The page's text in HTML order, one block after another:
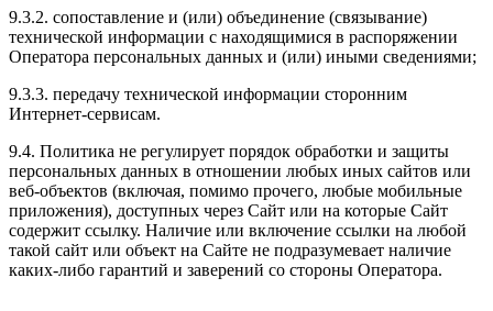
9.3.2. сопоставление и (или) объединение (связывание)
технической информации с находящимися в распоряжении
Оператора персональных данных и (или) иными сведениями;
9.3.3. передачу технической информации сторонним
Интернет-сервисам.
9.4. Политика не регулирует порядок обработки и защиты
персональных данных в отношении любых иных сайтов или
веб-объектов (включая, помимо прочего, любые мобильные
приложения), доступных через Сайт или на которые Сайт
содержит ссылку. Наличие или включение ссылки на любой
такой сайт или объект на Сайте не подразумевает наличие
каких-либо гарантий и заверений со стороны Оператора.